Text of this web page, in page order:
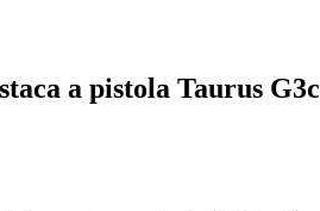
a pistola Taurus G3c